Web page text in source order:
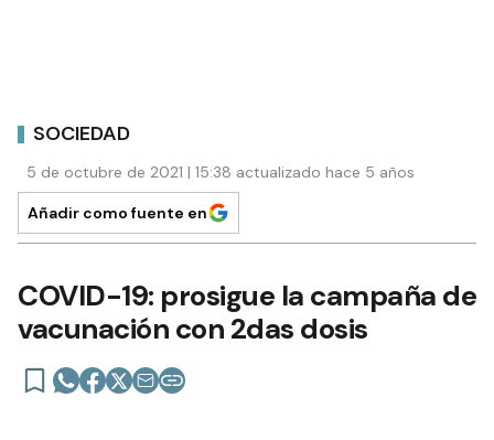
SOCIEDAD
5 de octubre de 2021 | 15:38 actualizado hace 5 años
Añadir como fuente en
COVID-19: prosigue la campaña de
vacunación con 2das dosis